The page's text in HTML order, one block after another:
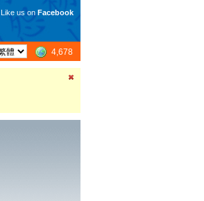
Like us on Facebook
4,678